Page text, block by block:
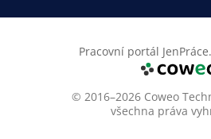
Pracovní portál
© 2016–2026 Coweo
všechna práva